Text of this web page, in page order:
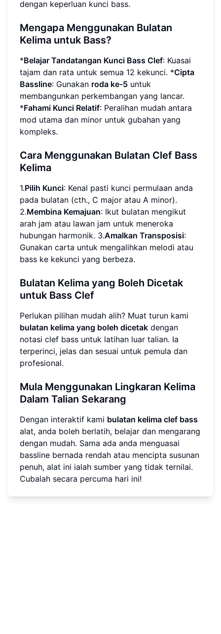
dengan keperluan kunci bass.
Mengapa Menggunakan Bulatan
Kelima untuk Bass?
*Belajar Tandatangan Kunci Bass Clef: Kuasai
tajam dan rata untuk semua 12 kekunci. *Cipta
Bassline: Gunakan roda ke-5 untuk
membangunkan perkembangan yang lancar.
*Fahami Kunci Relatif: Peralihan mudah antara
mod utama dan minor untuk gubahan yang
kompleks.
Cara Menggunakan Bulatan Clef Bass
Kelima
1.Pilih Kunci: Kenal pasti kunci permulaan anda
pada bulatan (cth., C major atau A minor).
2.Membina Kemajuan: Ikut bulatan mengikut
arah jam atau lawan jam untuk meneroka
hubungan harmonik. 3.Amalkan Transposisi:
Gunakan carta untuk mengalihkan melodi atau
bass ke kekunci yang berbeza.
Bulatan Kelima yang Boleh Dicetak
untuk Bass Clef
Perlukan pilihan mudah alih? Muat turun kami
bulatan kelima yang boleh dicetak dengan
notasi clef bass untuk latihan luar talian. Ia
terperinci, jelas dan sesuai untuk pemula dan
profesional.
Mula Menggunakan Lingkaran Kelima
Dalam Talian Sekarang
Dengan interaktif kami bulatan kelima clef bass
alat, anda boleh berlatih, belajar dan mengarang
dengan mudah. Sama ada anda menguasai
bassline bernada rendah atau mencipta susunan
penuh, alat ini ialah sumber yang tidak ternilai.
Cubalah secara percuma hari ini!